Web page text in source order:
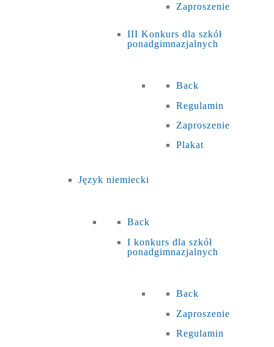
Zaproszenie
III Konkurs dla szkół
ponadgimnazjalnych
Back
Regulamin
Zaproszenie
Plakat
Język niemiecki
Back
I konkurs dla szkół
ponadgimnazjalnych
Back
Zaproszenie
Regulamin